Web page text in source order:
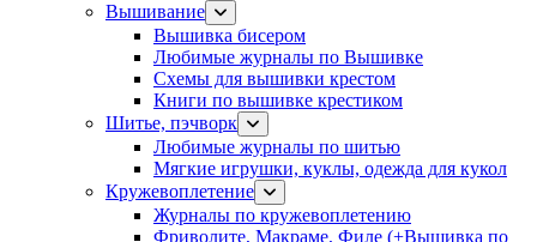
Вышивание
Вышивка бисером
Любимые журналы по Вышивке
Схемы для вышивки крестом
Книги по вышивке крестиком
Шитье, пэчворк
Любимые журналы по шитью
Мягкие игрушки, куклы, одежда для кукол
Кружевоплетение
Журналы по кружевоплетению
Фриволите, Макраме, Филе (+Вышивка по